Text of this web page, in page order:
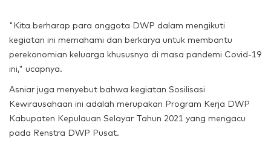
"Kita berharap para anggota DWP dalam mengikuti
kegiatan ini memahami dan berkarya untuk membantu
perekonomian keluarga khususnya di masa pandemi Covid-19
ini," ucapnya.
Asniar juga menyebut bahwa kegiatan Sosilisasi
Kewirausahaan ini adalah merupakan Program Kerja DWP
Kabupaten Kepulauan Selayar Tahun 2021 yang mengacu
pada Renstra DWP Pusat.